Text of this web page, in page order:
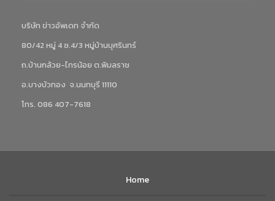
บริษัท ข่าวอัพเดท จำกัด
80/42 หมู่ 4 ซ.4/3 หมู่บ้านบุศรินทร์
ถ.บ้านกล้วย-ไทรน้อย ต.พิมลราช
อ.บางบัวทอง จ.นนทบุรี 11110
โทร. 086 407-7618
Home